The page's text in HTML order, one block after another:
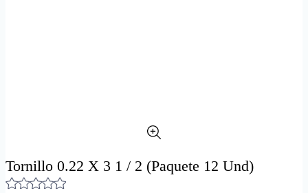
Tornillo 0.22 X 3 1 / 2 (Paquete 12 Und)